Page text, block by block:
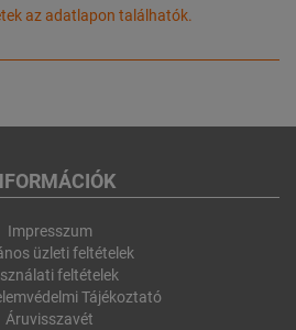
az adatlapon találhatók.
Impresszum
üzleti feltételek
feltételek
Tájékoztató
Áruvisszavét